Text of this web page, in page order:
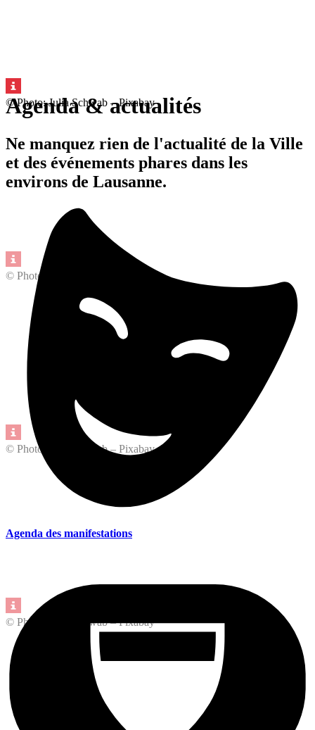
© Photo: Julia Schwab – Pixabay
© Photo: Julia Schwab – Pixabay
© Photo: Julia Schwab – Pixabay
© Photo: Julia Schwab – Pixabay
Agenda & actualités
Ne manquez rien de l'actualité de la Ville
et des événements phares dans les
environs de Lausanne.
Agenda des manifestations